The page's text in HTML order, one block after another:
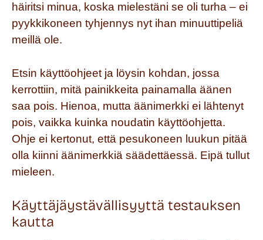
häiritsi minua, koska mielestäni se oli turha – ei
pyykkikoneen tyhjennys nyt ihan minuuttipeliä
meillä ole.
Etsin käyttöohjeet ja löysin kohdan, jossa
kerrottiin, mitä painikkeita painamalla äänen
saa pois. Hienoa, mutta äänimerkki ei lähtenyt
pois, vaikka kuinka noudatin käyttöohjetta.
Ohje ei kertonut, että pesukoneen luukun pitää
olla kiinni äänimerkkiä säädettäessä. Eipä tullut
mieleen.
Käyttäjäystävällisyyttä testauksen
kautta